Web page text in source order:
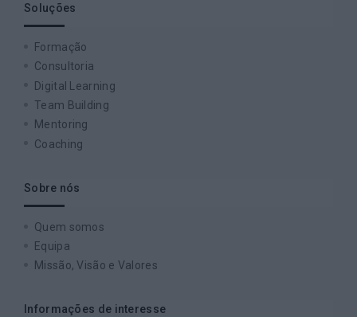
Soluções
Formação
Consultoria
Digital Learning
Team Building
Mentoring
Coaching
Sobre nós
Quem somos
Equipa
Missão, Visão e Valores
Informações de interesse